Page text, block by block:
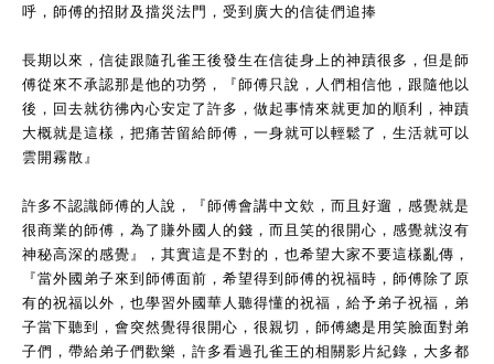
呼，師傅的招財及擋災法門，受到廣大的信徒們追捧
長期以來，信徒跟隨孔雀王後發生在信徒身上的神蹟很多，但是師
傅從來不承認那是他的功勞，『師傅只說，人們相信他，跟隨他以
後，回去就彷彿內心安定了許多，做起事情來就更加的順利，神蹟
大概就是這樣，把痛苦留給師傅，一身就可以輕鬆了，生活就可以
雲開霧散』
許多不認識師傅的人說，『師傅會講中文欸，而且好遛，感覺就是
很商業的師傅，為了賺外國人的錢，而且笑的很開心，感覺就沒有
神秘高深的感覺』，其實這是不對的，也希望大家不要這樣亂傳，
『當外國弟子來到師傅面前，希望得到師傅的祝福時，師傅除了原
有的祝福以外，也學習外國華人聽得懂的祝福，給予弟子祝福，弟
子當下聽到，會突然覺得很開心，很親切，師傅總是用笑臉面對弟
子們，帶給弟子們歡樂，許多看過孔雀王的相關影片紀錄，大多都